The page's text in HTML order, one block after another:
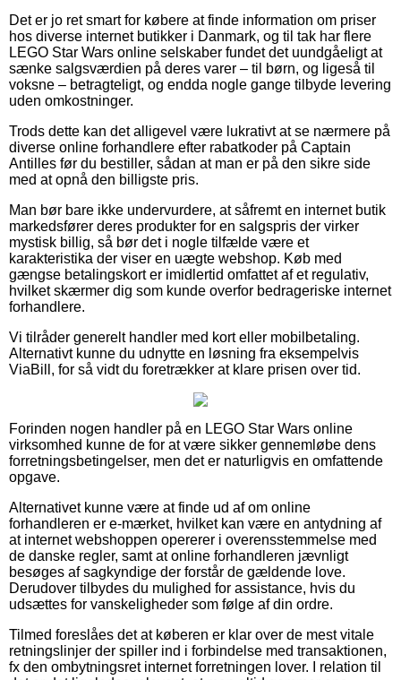
Det er jo ret smart for købere at finde information om priser
hos diverse internet butikker i Danmark, og til tak har flere
LEGO Star Wars online selskaber fundet det uundgåeligt at
sænke salgsværdien på deres varer – til børn, og ligeså til
voksne – betragteligt, og endda nogle gange tilbyde levering
uden omkostninger.
Trods dette kan det alligevel være lukrativt at se nærmere på
diverse online forhandlere efter rabatkoder på Captain
Antilles før du bestiller, sådan at man er på den sikre side
med at opnå den billigste pris.
Man bør bare ikke undervurdere, at såfremt en internet butik
markedsfører deres produkter for en salgspris der virker
mystisk billig, så bør det i nogle tilfælde være et
karakteristika der viser en uægte webshop. Køb med
gængse betalingskort er imidlertid omfattet af et regulativ,
hvilket skærmer dig som kunde overfor bedrageriske internet
forhandlere.
Vi tilråder generelt handler med kort eller mobilbetaling.
Alternativt kunne du udnytte en løsning fra eksempelvis
ViaBill, for så vidt du foretrækker at klare prisen over tid.
Forinden nogen handler på en LEGO Star Wars online
virksomhed kunne de for at være sikker gennemløbe dens
forretningsbetingelser, men det er naturligvis en omfattende
opgave.
Alternativet kunne være at finde ud af om online
forhandleren er e-mærket, hvilket kan være en antydning af
at internet webshoppen opererer i overensstemmelse med
de danske regler, samt at online forhandleren jævnligt
besøges af sagkyndige der forstår de gældende love.
Derudover tilbydes du mulighed for assistance, hvis du
udsættes for vanskeligheder som følge af din ordre.
Tilmed foreslåes det at køberen er klar over de mest vitale
retningslinjer der spiller ind i forbindelse med transaktionen,
fx den ombytningsret internet forretningen lover. I relation til